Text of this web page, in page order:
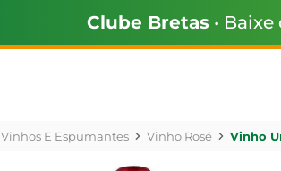
Clube Bretas •
Vinhos E Espumantes Vinho Rosé Vinho